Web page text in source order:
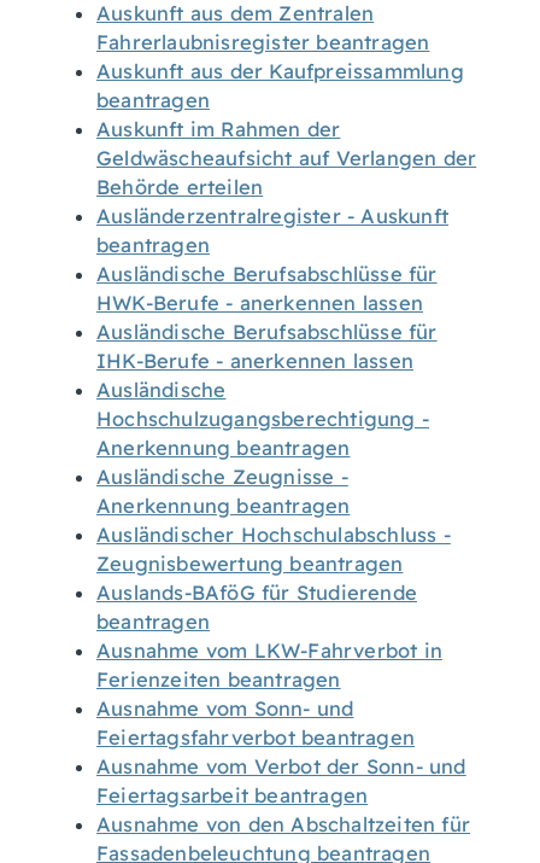
Auskunft aus dem Zentralen
Fahrerlaubnisregister beantragen
Auskunft aus der Kaufpreissammlung
beantragen
Auskunft im Rahmen der
Geldwäscheaufsicht auf Verlangen der
Behörde erteilen
Ausländerzentralregister - Auskunft
beantragen
Ausländische Berufsabschlüsse für
HWK-Berufe - anerkennen lassen
Ausländische Berufsabschlüsse für
IHK-Berufe - anerkennen lassen
Ausländische
Hochschulzugangsberechtigung -
Anerkennung beantragen
Ausländische Zeugnisse -
Anerkennung beantragen
Ausländischer Hochschulabschluss -
Zeugnisbewertung beantragen
Auslands-BAföG für Studierende
beantragen
Ausnahme vom LKW-Fahrverbot in
Ferienzeiten beantragen
Ausnahme vom Sonn- und
Feiertagsfahrverbot beantragen
Ausnahme vom Verbot der Sonn- und
Feiertagsarbeit beantragen
Ausnahme von den Abschaltzeiten für
Fassadenbeleuchtung beantragen